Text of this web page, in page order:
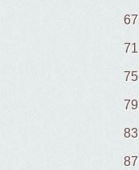
67
71
75
79
83
87